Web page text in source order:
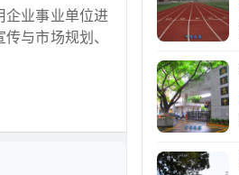
企业事业单位进
与市场规划、